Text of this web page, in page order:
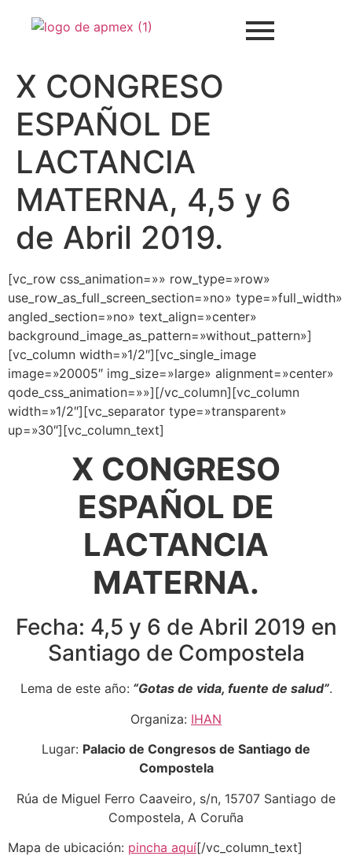
X CONGRESO
ESPAÑOL DE
LACTANCIA
MATERNA, 4,5 y 6
de Abril 2019.
[vc_row css_animation=»» row_type=»row»
use_row_as_full_screen_section=»no» type=»full_width»
angled_section=»no» text_align=»center»
background_image_as_pattern=»without_pattern»]
[vc_column width=»1/2″][vc_single_image
image=»20005″ img_size=»large» alignment=»center»
qode_css_animation=»»][/vc_column][vc_column
width=»1/2″][vc_separator type=»transparent»
up=»30″][vc_column_text]
X CONGRESO
ESPAÑOL DE
LACTANCIA
MATERNA.
Fecha: 4,5 y 6 de Abril 2019 en
Santiago de Compostela
Lema de este año: “Gotas de vida, fuente de salud”.
Organiza: IHAN
Lugar: Palacio de Congresos de Santiago de
Compostela
Rúa de Miguel Ferro Caaveiro, s/n, 15707 Santiago de
Compostela, A Coruña
Mapa de ubicación: pincha aquí[/vc_column_text]